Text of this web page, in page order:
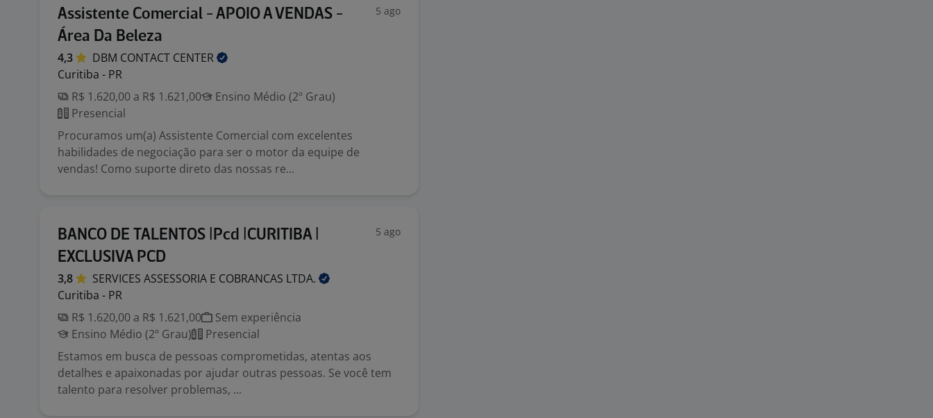
Assistente Comercial - APOIO A VENDAS -
Área Da Beleza
5 ago
4,3 DBM CONTACT CENTER
Curitiba - PR
R$ 1.620,00 a R$ 1.621,00
Ensino Médio (2º Grau)
Presencial
Procuramos um(a) Assistente Comercial com excelentes
habilidades de negociação para ser o motor da equipe de
vendas! Como suporte direto das nossas re...
BANCO DE TALENTOS |Pcd |CURITIBA |
EXCLUSIVA PCD
5 ago
3,8 SERVICES ASSESSORIA E COBRANCAS LTDA.
Curitiba - PR
R$ 1.620,00 a R$ 1.621,00
Sem experiência
Ensino Médio (2º Grau)
Presencial
Estamos em busca de pessoas comprometidas, atentas aos
detalhes e apaixonadas por ajudar outras pessoas. Se você tem
talento para resolver problemas, ...